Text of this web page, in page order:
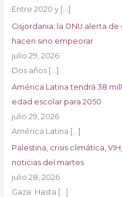
Entre 2020 y […]
Cisjordania: la ONU alerta
hacen sino empeorar
julio 29, 2026
Dos años […]
América Latina tendrá 38
edad escolar para 2050
julio 29, 2026
América Latina […]
Palestina, crisis climática,
noticias del martes
julio 28, 2026
Gaza: Hasta […]